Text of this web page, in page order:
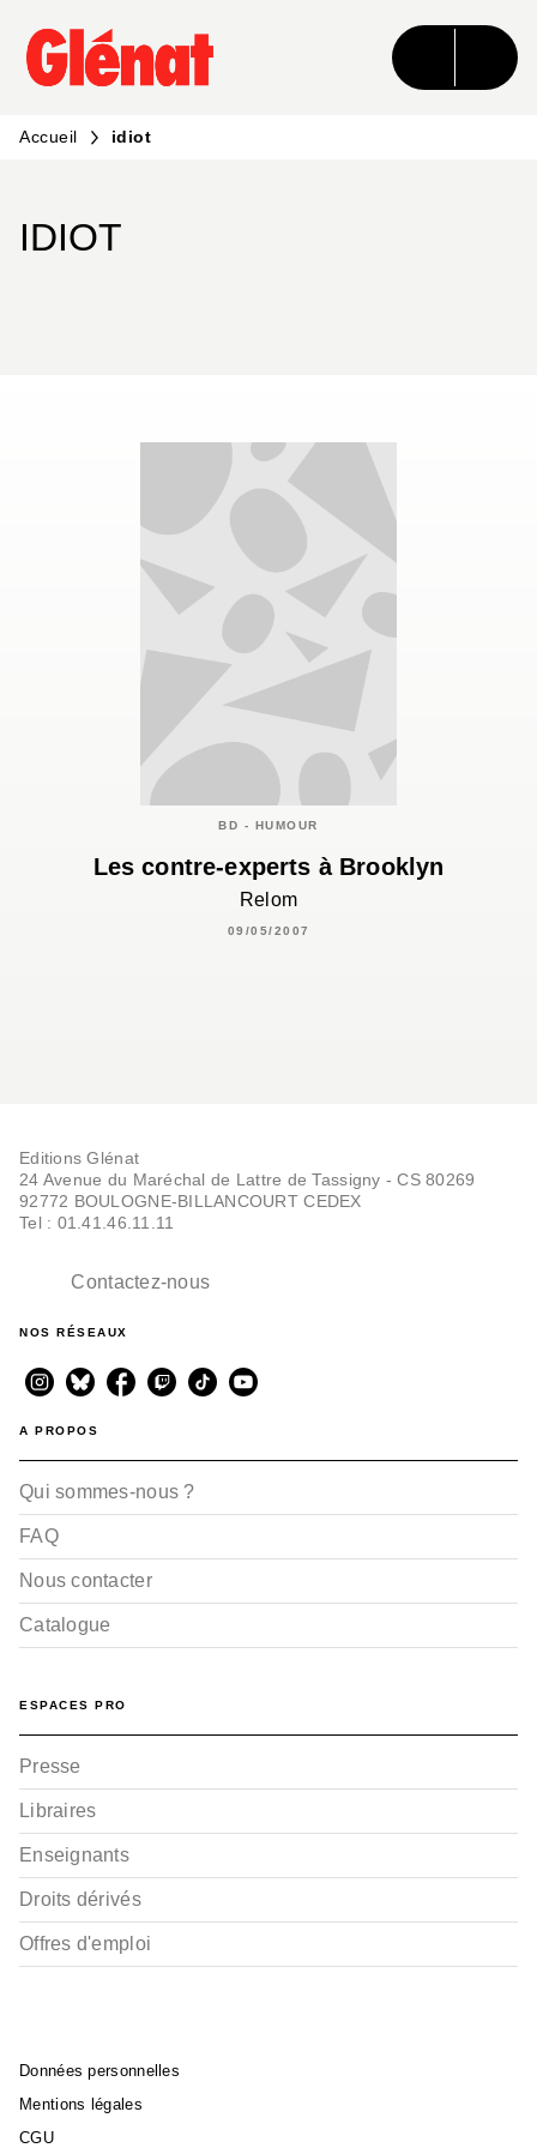
MENU RECHERCHE CONTENU
PIED DE PAGE
Accueil idiot
IDIOT
BD - HUMOUR
Les contre-experts à Brooklyn
Relom
09/05/2007
Editions Glénat
24 Avenue du Maréchal de Lattre de Tassigny - CS 80269
92772 BOULOGNE-BILLANCOURT CEDEX
Tel : 01.41.46.11.11
Contactez-nous
NOS RÉSEAUX
A PROPOS
Qui sommes-nous ?
FAQ
Nous contacter
Catalogue
ESPACES PRO
Presse
Libraires
Enseignants
Droits dérivés
Offres d'emploi
Données personnelles
Mentions légales
CGU